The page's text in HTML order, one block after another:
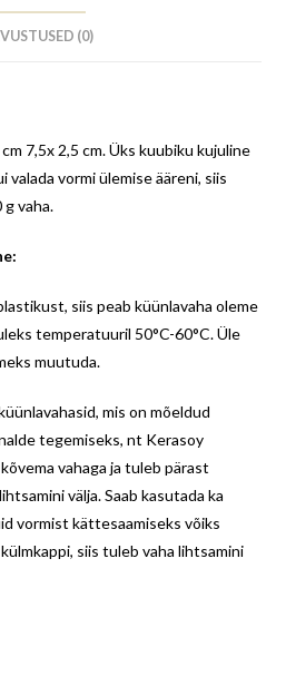
(0)
7,5x 2,5 cm. Üks kuubiku kujuline
valada vormi ülemise ääreni, siis
vaha.
siis peab küünlavaha oleme
temperatuuril 50°C-60°C. Üle
muutuda.
mis on mõeldud
tegemiseks, nt Kerasoy
vahaga ja tuleb pärast
välja. Saab kasutada ka
vormist kättesaamiseks võiks
siis tuleb vaha lihtsamini